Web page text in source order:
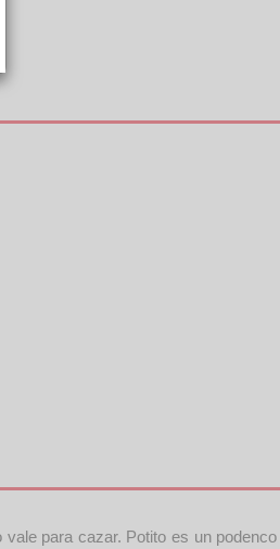
para cazar. Potito es un